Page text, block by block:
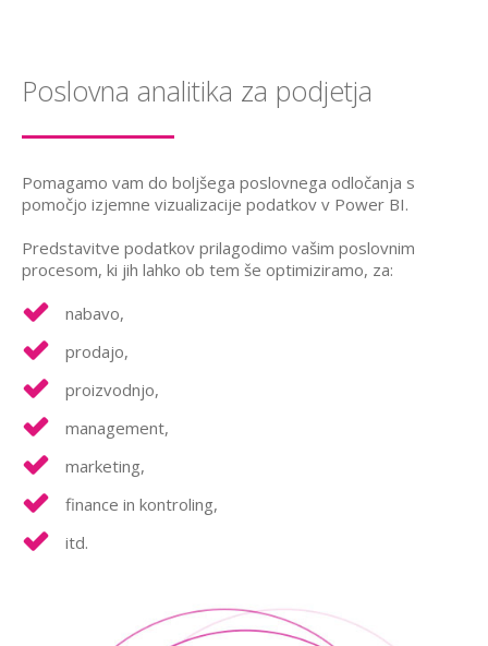
Poslovna analitika za podjetja
Pomagamo vam do boljšega poslovnega odločanja s
pomočjo izjemne vizualizacije podatkov v Power BI.
Predstavitve podatkov prilagodimo vašim poslovnim
procesom, ki jih lahko ob tem še optimiziramo, za:
nabavo,
prodajo,
proizvodnjo,
management,
marketing,
finance in kontroling,
itd.